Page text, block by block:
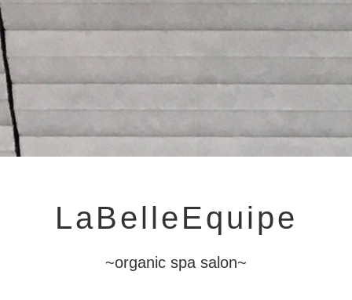
LaBelleEquipe
~organic spa salon~